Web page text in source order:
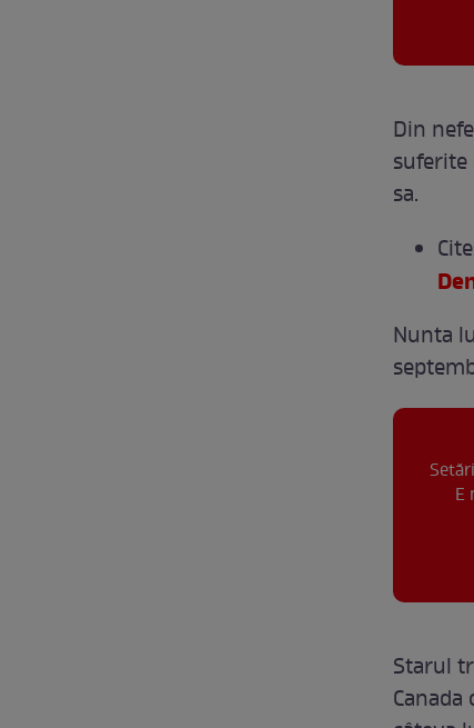
Din
sa.
Nunta
E
Starul